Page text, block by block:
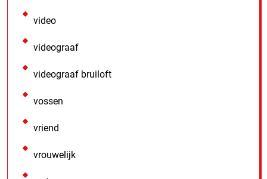
video
videograaf
videograaf bruiloft
vossen
vriend
vrouwelijk